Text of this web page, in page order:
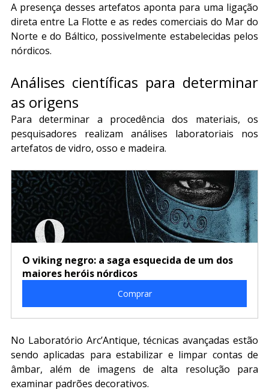
A presença desses artefatos aponta para uma ligação
direta entre La Flotte e as redes comerciais do Mar do
Norte e do Báltico, possivelmente estabelecidas pelos
nórdicos.
Análises científicas para determinar
as origens
Para determinar a procedência dos materiais, os
pesquisadores realizam análises laboratoriais nos
artefatos de vidro, osso e madeira.
O viking negro: a saga esquecida de um dos
maiores heróis nórdicos
Comprar
No Laboratório Arc’Antique, técnicas avançadas estão
sendo aplicadas para estabilizar e limpar contas de
âmbar, além de imagens de alta resolução para
examinar padrões decorativos.